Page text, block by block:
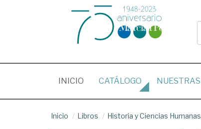
INICIO (CURRENT)
CATÁLOGO NUESTRAS
Inicio Libros Historia y Ciencias Humanas